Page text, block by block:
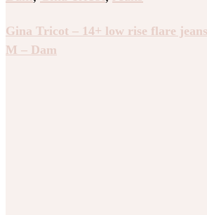
Gina Tricot – 14+ low rise flare
M – Dam